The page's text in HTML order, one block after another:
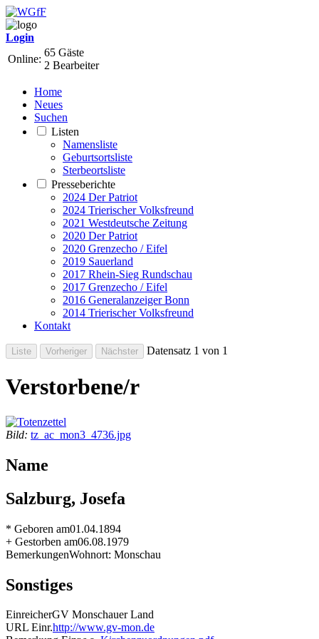
Login
Online:
65 Gäste
2 Bearbeiter
Home
Neues
Suchen
Listen
Namensliste
Geburtsortsliste
Sterbeortsliste
Presseberichte
2024 Der Patriot
2024 Trierischer Volksfreund
2021 Westdeutsche Zeitung
2020 Der Patriot
2020 Grenzecho / Eifel
2019 Sauerland
2017 Rhein-Sieg Rundschau
2017 Grenzecho / Eifel
2016 Generalanzeiger Bonn
2014 Trierischer Volksfreund
Kontakt
Datensatz 1 von 1
Verstorbene/r
Bild: tz_ac_mon3_4736.jpg
Name
Salzburg, Josefa
* Geboren am01.04.1894
+ Gestorben am06.08.1979
BemerkungenWohnort: Monschau
Sonstiges
EinreicherGV Monschauer Land
URL Einr.http://www.gv-mon.de